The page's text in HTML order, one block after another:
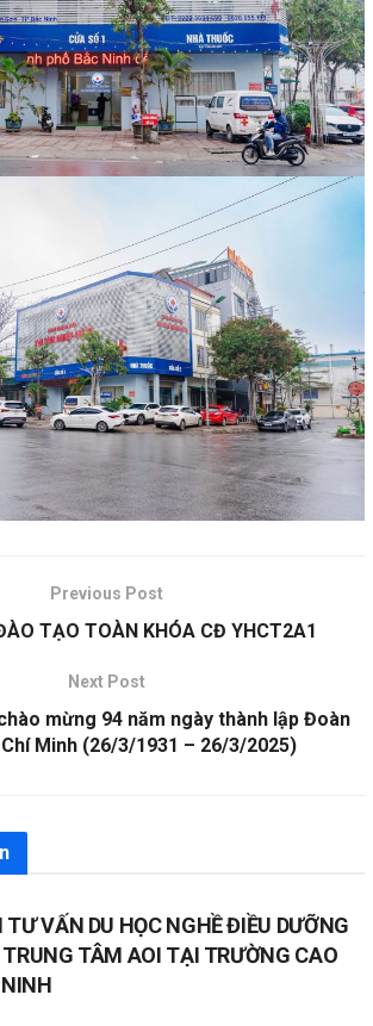
Previous Post
TẠO TOÀN KHÓA CĐ YHCT2A1
Next Post
mừng 94 năm ngày thành lập Đoàn
Minh (26/3/1931 – 26/3/2025)
VẤN DU HỌC NGHỀ ĐIỀU DƯỠNG
TÂM AOI TẠI TRƯỜNG CAO